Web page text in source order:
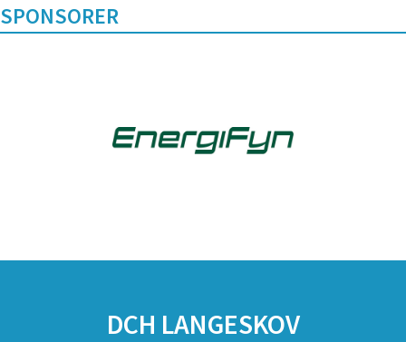
SPONSORER
DCH LANGESKOV